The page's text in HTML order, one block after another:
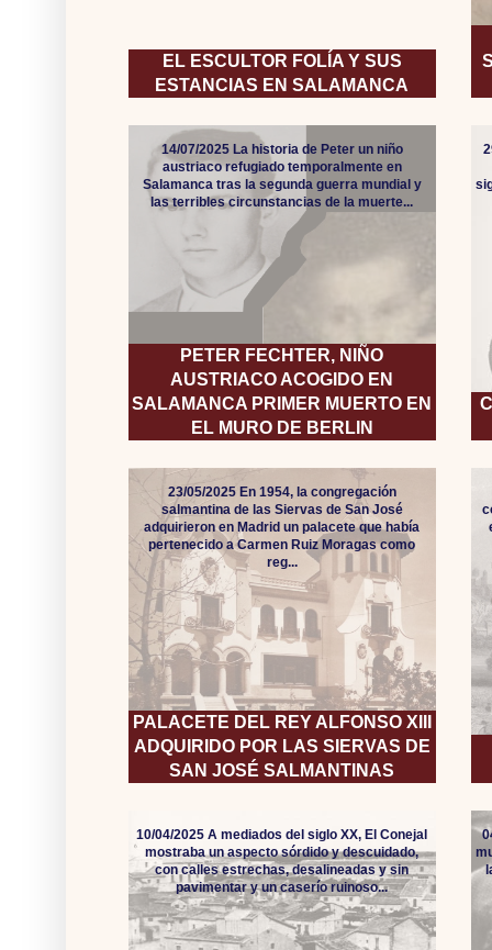
EL ESCULTOR FOLÍA Y SUS
ESTANCIAS EN SALAMANCA
PETER FECHTER, NIÑO
AUSTRIACO ACOGIDO EN
SALAMANCA PRIMER MUERTO EN
EL MURO DE BERLIN
14/07/2025 La historia de Peter un niño
austriaco refugiado temporalmente en
Salamanca tras la segunda guerra mundial y
las terribles circunstancias de la muerte...
PALACETE DEL REY ALFONSO XIII
ADQUIRIDO POR LAS SIERVAS DE
SAN JOSÉ SALMANTINAS
23/05/2025 En 1954, la congregación
salmantina de las Siervas de San José
adquirieron en Madrid un palacete que había
pertenecido a Carmen Ruiz Moragas como
reg...
10/04/2025 A mediados del siglo XX, El Conejal
mostraba un aspecto sórdido y descuidado,
con calles estrechas, desalineadas y sin
pavimentar y un caserío ruinoso...